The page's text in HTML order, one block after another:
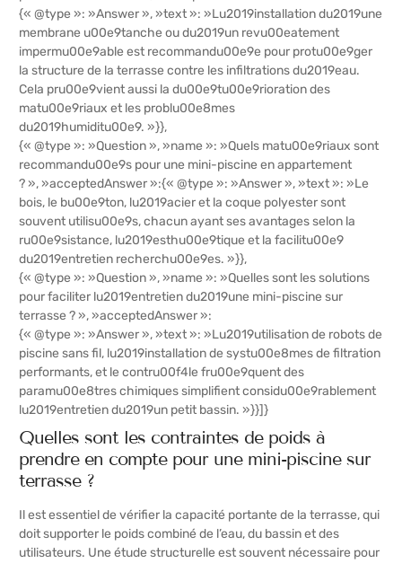
{« @type »: »Answer », »text »: »Lu2019installation du2019une
membrane u00e9tanche ou du2019un revu00eatement
impermu00e9able est recommandu00e9e pour protu00e9ger
la structure de la terrasse contre les infiltrations du2019eau.
Cela pru00e9vient aussi la du00e9tu00e9rioration des
matu00e9riaux et les problu00e8mes
du2019humiditu00e9. »}},
{« @type »: »Question », »name »: »Quels matu00e9riaux sont
recommandu00e9s pour une mini-piscine en appartement
? », »acceptedAnswer »:{« @type »: »Answer », »text »: »Le
bois, le bu00e9ton, lu2019acier et la coque polyester sont
souvent utilisu00e9s, chacun ayant ses avantages selon la
ru00e9sistance, lu2019esthu00e9tique et la facilitu00e9
du2019entretien recherchu00e9es. »}},
{« @type »: »Question », »name »: »Quelles sont les solutions
pour faciliter lu2019entretien du2019une mini-piscine sur
terrasse ? », »acceptedAnswer »:
{« @type »: »Answer », »text »: »Lu2019utilisation de robots de
piscine sans fil, lu2019installation de systu00e8mes de filtration
performants, et le contru00f4le fru00e9quent des
paramu00e8tres chimiques simplifient considu00e9rablement
lu2019entretien du2019un petit bassin. »}}]}
Quelles sont les contraintes de poids à
prendre en compte pour une mini-piscine sur
terrasse ?
Il est essentiel de vérifier la capacité portante de la terrasse, qui
doit supporter le poids combiné de l’eau, du bassin et des
utilisateurs. Une étude structurelle est souvent nécessaire pour